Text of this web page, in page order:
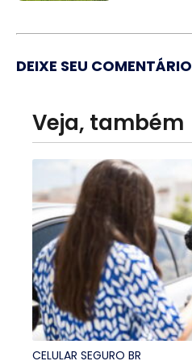
DEIXE SEU COMENTÁRIO
Veja, também
CELULAR SEGURO BR